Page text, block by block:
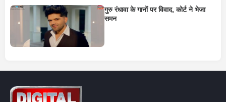
गुरु रंधावा के गानों पर विवाद, कोर्ट ने भेजा
समन